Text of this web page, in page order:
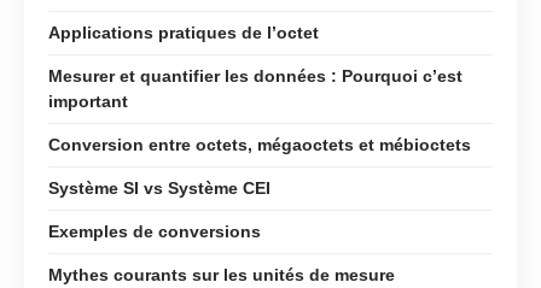
Applications pratiques de l’octet
Mesurer et quantifier les données : Pourquoi c’est
important
Conversion entre octets, mégaoctets et mébioctets
Système SI vs Système CEI
Exemples de conversions
Mythes courants sur les unités de mesure